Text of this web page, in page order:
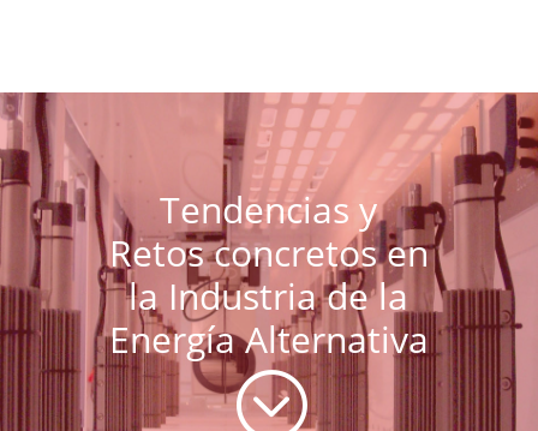
Tendencias y
Retos concretos en
la Industria de la
Energía Alternativa
;